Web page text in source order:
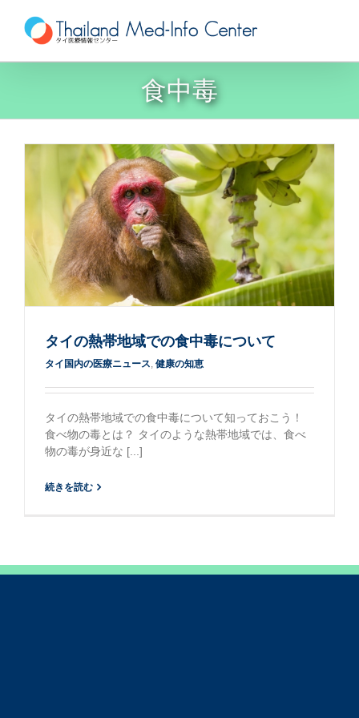
content
食中毒
タイの熱帯地域での食中毒について
タイ国内の医療ニュース 健康の知恵
タイの熱帯地域での食中毒について知っておこう！
食べ物の毒とは？ タイのような熱帯地域では、食べ
物の毒が身近な [...]
続きを読む